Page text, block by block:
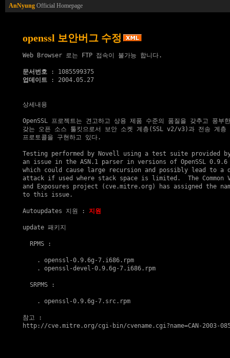
AnNyung Official Homepage
openssl 보안버그 수정
Web Browser 로는 FTP 접속이 불가능 합니다.
문서번호
업데이트 : 2004.05.27
상세내용
OpenSSL 프로젝트는 견고하고 상용 제품 수준의 품질을 갖추고 풍부
갖는 오픈 소스 툴킷으로서 보안 소켓 계층(SSL v2/v3)과 전송 계
프로토콜을 구현하고 있다.
Testing performed by Novell using a test suite provided by
an issue in the ASN.1 parser in versions of OpenSSL
which could cause large recursion and possibly lead to
attack if used where stack space is limited.  The
and Exposures project (cve.mitre.org) has assigned the
to this issue.
Autoupdates 지원 : 지원
update 패키지
  RPMS :
    .
openssl-0.9.6g-7.i686.rpm
    .
openssl-devel-0.9.6g-7.i686.rpm
  SRPMS :
    .
openssl-0.9.6g-7.src.rpm
참고
http://cve.mitre.org/cgi-bin/cvename.cgi?name=CAN-2003-